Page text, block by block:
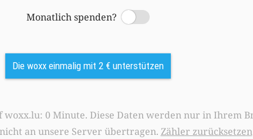
Monatlich spenden?
Switch
Die woxx einmalig mit 2 € unterstützen
nur in Ihrem Browser
an unsere Server übertragen. Zähler zurücksetzen